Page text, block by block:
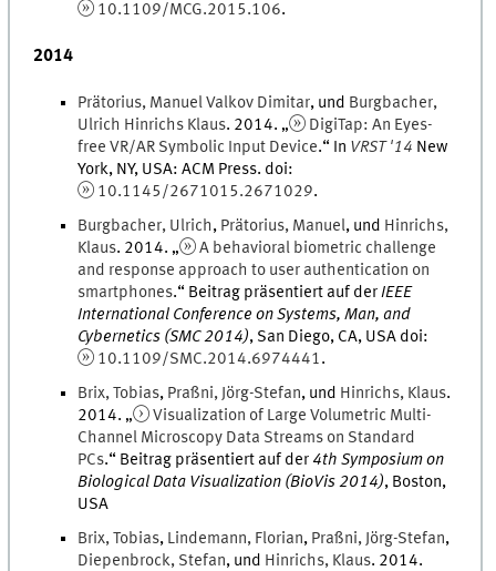
10.1109/MCG.2015.106.
2014
Prätorius, ManuelValkov Dimitar, und Burgbacher,
Ulrich Hinrichs Klaus. 2014. „
DigiTap: An Eyes-
free VR/AR Symbolic Input Device.“ In VRST '14 New
York, NY, USA:ACM Press. doi:
10.1145/2671015.2671029.
Burgbacher, Ulrich, Prätorius, Manuel, und Hinrichs,
Klaus. 2014. „
A behavioral biometric challenge
and response approach to user authentication on
smartphones.“ Beitrag präsentiert auf derIEEE
International Conference on Systems, Man, and
Cybernetics (SMC 2014), San Diego, CA, USA doi:
10.1109/SMC.2014.6974441.
Brix,Tobias, Praßni, Jörg-Stefan, und Hinrichs, Klaus.
2014. „
Visualization of Large Volumetric Multi-
Channel Microscopy Data Streams on Standard
PCs.“ Beitrag präsentiert auf der 4th Symposium on
Biological Data Visualization (BioVis 2014), Boston,
USA
Brix,Tobias, Lindemann, Florian, Praßni, Jörg-Stefan,
Diepenbrock, Stefan, und Hinrichs, Klaus. 2014.